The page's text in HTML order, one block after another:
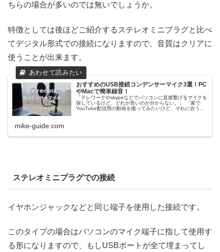
ちらの場合が多いのでは無いでしょうか。
特徴としては後ほどご紹介するステレオミニプラグと比べ
てデジタル形式での接続になりますので、音質はクリアに
使うことが出来ます。
おすすめのUSB接続コンデンサーマイク3選！PC
やMacで簡単録音！
「テレワークやskypeなどでパソコンに直接繋げるマイクを
探しているけど、どれが良いのか分からない。」 「家で
YouTube配信用の動画を撮ってみたいけど、それに合うマ
mike-guide.com
ステレオミニプラグでの接続
イヤホンジャックなどと同じ端子を使用した接続です。
このタイプの場合はパソコンのマイク端子に指して使用す
る形になりますので、もしUSBポートが全て埋まってし